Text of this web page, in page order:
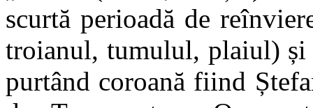
scurtă perioadă de
troianul, tumulul, plaiul) și
purtând coroană fiind